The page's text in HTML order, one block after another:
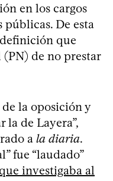
en los cargos
públicas. De esta
que
de no prestar
de la oposición y
la de Layera”,
a la diaria.
fue “laudado”
investigaba al